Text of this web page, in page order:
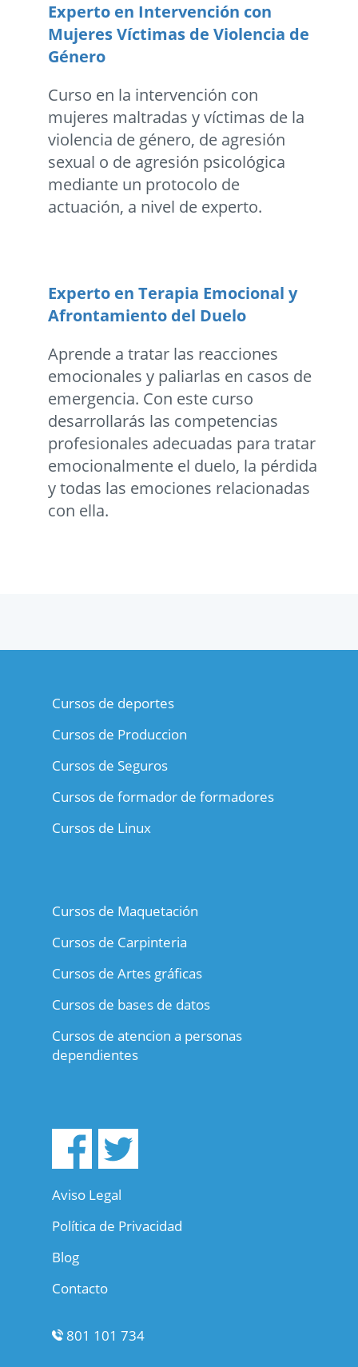
Experto en Intervención con
Mujeres Ví­ctimas de Violencia de
Género
Curso en la intervención con
mujeres maltradas y víctimas de la
violencia de género, de agresión
sexual o de agresión psicológica
mediante un protocolo de
actuación, a nivel de experto.
Experto en Terapia Emocional y
Afrontamiento del Duelo
Aprende a tratar las reacciones
emocionales y paliarlas en casos de
emergencia. Con este curso
desarrollarás las competencias
profesionales adecuadas para tratar
emocionalmente el duelo, la pérdida
y todas las emociones relacionadas
con ella.
Cursos de deportes
Cursos de Produccion
Cursos de Seguros
Cursos de formador de formadores
Cursos de Linux
Cursos de Maquetación
Cursos de Carpinteria
Cursos de Artes gráficas
Cursos de bases de datos
Cursos de atencion a personas
dependientes
Aviso Legal
Política de Privacidad
Blog
Contacto
801 101 734